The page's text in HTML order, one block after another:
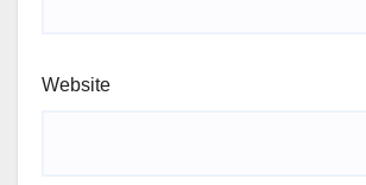
Website